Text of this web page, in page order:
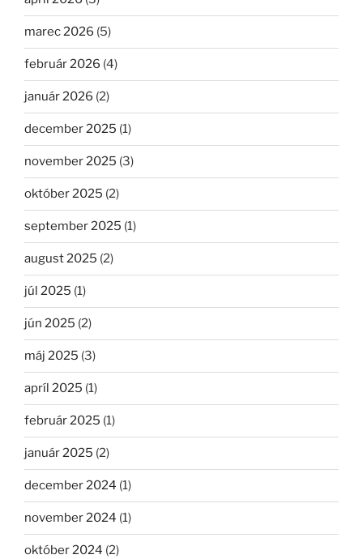
marec 2026 (5)
február 2026 (4)
január 2026 (2)
december 2025 (1)
november 2025 (3)
október 2025 (2)
september 2025 (1)
august 2025 (2)
júl 2025 (1)
jún 2025 (2)
máj 2025 (3)
apríl 2025 (1)
február 2025 (1)
január 2025 (2)
december 2024 (1)
november 2024 (1)
október 2024 (2)